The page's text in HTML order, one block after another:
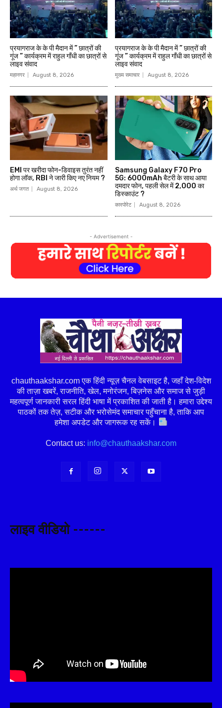
प्रयागराज के के पी मैदान में ” छात्रों की
गूंज ” कार्यक्रम में राहुल गाँधी का छात्रों से
लाइव संवाद
महानगर August 8, 2026
प्रयागराज के के पी मैदान में ” छात्रों की
गूंज ” कार्यक्रम में राहुल गाँधी का छात्रों से
लाइव संवाद
मुख्य समाचार August 8, 2026
EMI पर खरीदा फोन-डिवाइस तुरंत नहीं
होगा लॉक, RBI ने जारी किए नए नियम ?
अर्थ जगत August 8, 2026
Samsung Galaxy F70 Pro
5G: 6000mAh बैटरी के साथ आया
दमदार फोन, पहली सेल में ₹2,000 का
डिस्काउंट ?
कारपोरेट August 8, 2026
- Advertisement -
chauthaakshar.com एक हिंदी न्यूज़ चैनल वेबसाइट है, जहाँ देश-विदेश
की ताज़ा खबरें, राजनीति, खेल, मनोरंजन, बिज़नेस और समाज से जुड़ी
महत्वपूर्ण जानकारी सरल हिंदी भाषा में प्रकाशित की जाती है। हमारा उद्देश्य
पाठकों तक तेज़, सटीक और भरोसेमंद समाचार पहुँचाना है, ताकि आप
हमेशा अपडेट और जागरूक रह सकें।
Contact us: info@chauthaakshar.com
लाइव वीडियो ------